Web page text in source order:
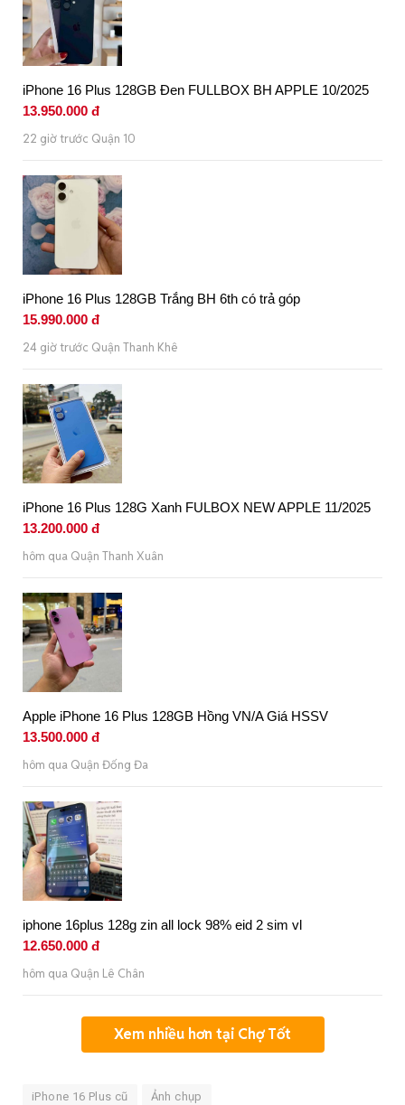
iPhone 16 Plus 128GB Đen FULLBOX BH APPLE 10/2025
13.950.000 đ
22 giờ trước Quận 10
iPhone 16 Plus 128GB Trắng BH 6th có trả góp
15.990.000 đ
24 giờ trước Quận Thanh Khê
iPhone 16 Plus 128G Xanh FULBOX NEW APPLE 11/2025
13.200.000 đ
hôm qua Quận Thanh Xuân
Apple iPhone 16 Plus 128GB Hồng VN/A Giá HSSV
13.500.000 đ
hôm qua Quận Đống Đa
iphone 16plus 128g zin all lock 98% eid 2 sim vl
12.650.000 đ
hôm qua Quận Lê Chân
Xem nhiều hơn tại Chợ Tốt
iPhone 16 Plus cũ Ảnh chụp